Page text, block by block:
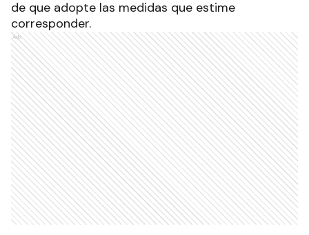
de que adopte las medidas que estime
corresponder.
Ads